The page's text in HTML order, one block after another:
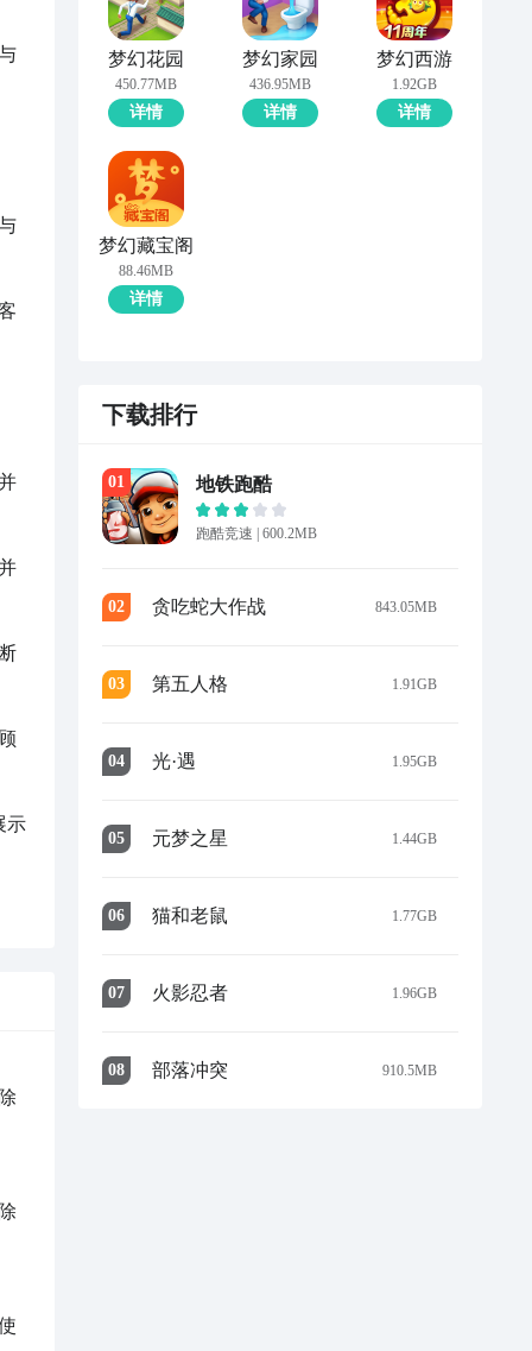
示
梦幻花园
450.77MB
详情
梦幻家园
436.95MB
详情
梦幻西游
1.92GB
详情
梦幻藏宝阁
88.46MB
详情
下载排行
01 地铁跑酷
跑酷竞速 | 600.2MB
02 贪吃蛇大作战 843.05MB
03 第五人格 1.91GB
04 光·遇 1.95GB
05 元梦之星 1.44GB
06 猫和老鼠 1.77GB
07 火影忍者 1.96GB
08 部落冲突 910.5MB